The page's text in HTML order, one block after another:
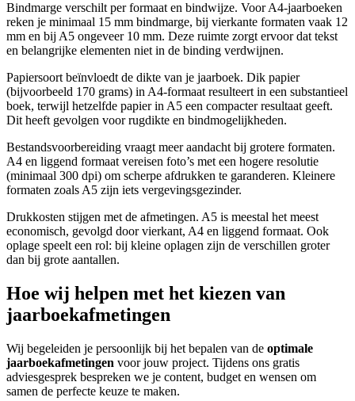
Bindmarge verschilt per formaat en bindwijze. Voor A4-jaarboeken
reken je minimaal 15 mm bindmarge, bij vierkante formaten vaak 12
mm en bij A5 ongeveer 10 mm. Deze ruimte zorgt ervoor dat tekst
en belangrijke elementen niet in de binding verdwijnen.
Papiersoort beïnvloedt de dikte van je jaarboek. Dik papier
(bijvoorbeeld 170 grams) in A4-formaat resulteert in een substantieel
boek, terwijl hetzelfde papier in A5 een compacter resultaat geeft.
Dit heeft gevolgen voor rugdikte en bindmogelijkheden.
Bestandsvoorbereiding vraagt meer aandacht bij grotere formaten.
A4 en liggend formaat vereisen foto’s met een hogere resolutie
(minimaal 300 dpi) om scherpe afdrukken te garanderen. Kleinere
formaten zoals A5 zijn iets vergevingsgezinder.
Drukkosten stijgen met de afmetingen. A5 is meestal het meest
economisch, gevolgd door vierkant, A4 en liggend formaat. Ook
oplage speelt een rol: bij kleine oplagen zijn de verschillen groter
dan bij grote aantallen.
Hoe wij helpen met het kiezen van
jaarboekafmetingen
Wij begeleiden je persoonlijk bij het bepalen van de optimale
jaarboekafmetingen voor jouw project. Tijdens ons gratis
adviesgesprek bespreken we je content, budget en wensen om
samen de perfecte keuze te maken.